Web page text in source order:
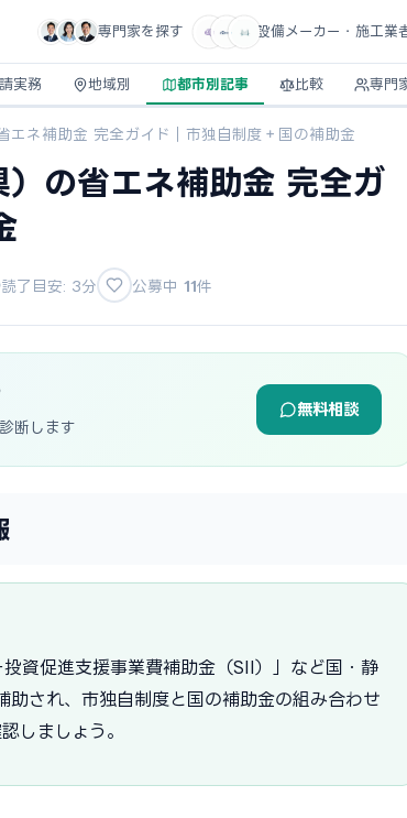
専門家を探す 設備メーカー・施工業
実務 地域別 都市別記事 比較 専門
エネ補助金 完全ガイド｜市独自制度＋国の補助金
の省エネ補助金 完全ガ
読了目安: 3分 公募中 11件
断します
無料相談
資促進支援事業費補助金（SII）」など国・静
され、市独自制度と国の補助金の組み合わせ
しましょう。